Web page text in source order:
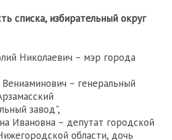
списка, избирательный округ
Николаевич – мэр города
– генеральный
завод",
Ивановна – депутат городской
области, дочь